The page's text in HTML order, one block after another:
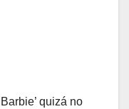
quizá no